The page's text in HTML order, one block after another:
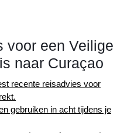
voor een Veilige
naar Curaçao
recente reisadvies voor
gebruiken in acht tijdens je